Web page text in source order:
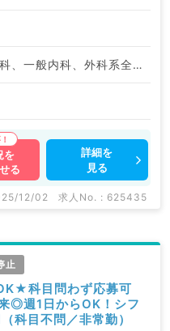
美容外科、皮膚科、一般内科、外科系全般、一般外科、美容皮膚科、科目不問
を
る
詳細を
見る
12/02 求人No. : 625435
止
科目問わず応募可
◎週1日からOK！シフ
科目不問／非常勤）